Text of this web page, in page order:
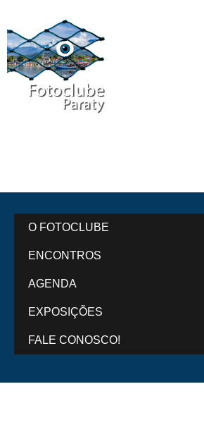
O FOTOCLUBE
ENCONTROS
AGENDA
EXPOSIÇÕES
FALE CONOSCO!